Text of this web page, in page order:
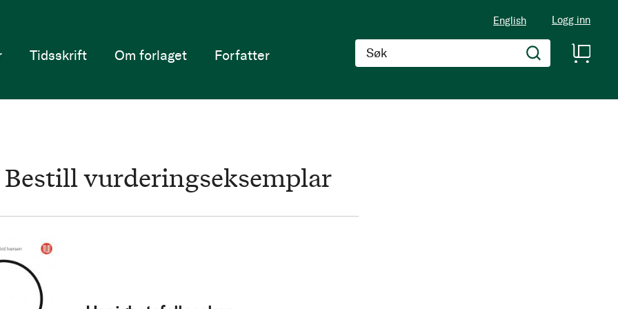
English Logg inn
Søk
Tidsskrift Om forlaget Forfatter
Bestill vurderingseksemplar